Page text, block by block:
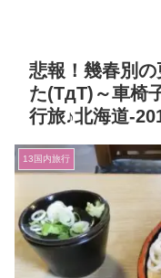
悲報！幾春別
た(TдT)～車椅
行旅♪北海道-
13国内旅行